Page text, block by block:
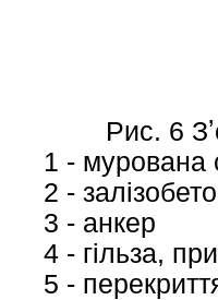
Рис. 6
1 - мурована
2 -
3 - анкер
4 - гільза,
5 -